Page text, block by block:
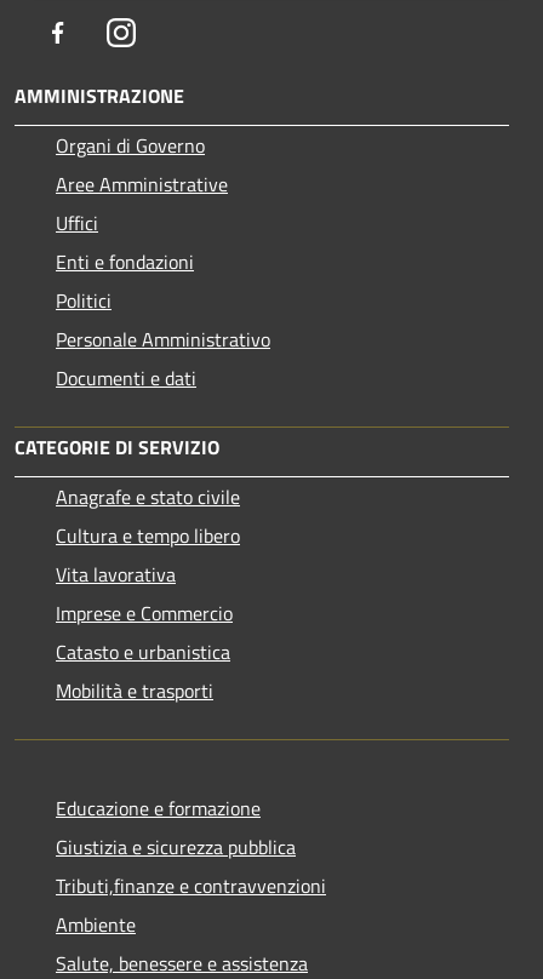
FacebookInstagram
AMMINISTRAZIONE
Organi di Governo
Aree Amministrative
Uffici
Enti e fondazioni
Politici
Personale Amministrativo
Documenti e dati
CATEGORIE DI SERVIZIO
Anagrafe e stato civile
Cultura e tempo libero
Vita lavorativa
Imprese e Commercio
Catasto e urbanistica
Mobilità e trasporti
Educazione e formazione
Giustizia e sicurezza pubblica
Tributi,finanze e contravvenzioni
Ambiente
Salute, benessere e assistenza